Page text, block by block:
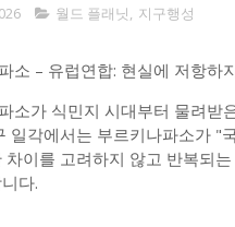
월드 플래닛, 지구행성
소 – 유럽연합: 현실에 저항하
소가 식민지 시대부터 물려받
일각에서는 부르키나파소가 "
차이를 고려하지 않고 반복되
다.